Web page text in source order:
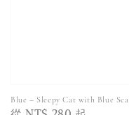
Blue – Sleepy Cat with Blue